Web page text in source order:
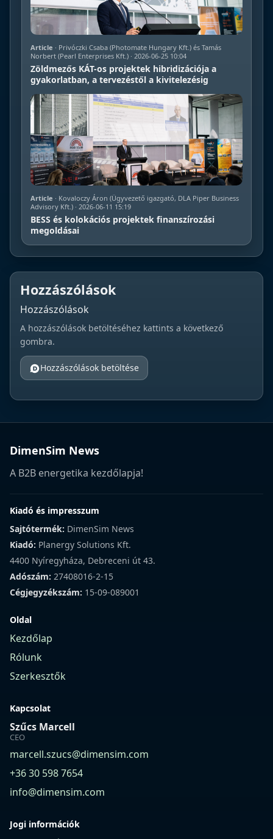
Article · Privóczki Csaba (Photomate Hungary Kft.) és Tamás
Norbert (Pearl Enterprises Kft.) · 2026-06-25 10:04
Zöldmezős KÁT-os projektek hibridizációja a
gyakorlatban, a tervezéstől a kivitelezésig
Article · Kovaloczy Áron (Ügyvezető igazgató, DLA Piper Business
Advisory Kft.) · 2026-06-11 15:19
BESS és kolokációs projektek finanszírozási
megoldásai
Hozzászólások
Hozzászólások
A hozzászólások betöltéséhez kattints a következő
gombra.
Hozzászólások betöltése
DimenSim News
A B2B energetika kezdőlapja!
Kiadó és impresszum
Sajtótermék: DimenSim News
Kiadó: Planergy Solutions Kft.
4400 Nyíregyháza, Debreceni út 43.
Adószám: 27408016-2-15
Cégjegyzékszám: 15-09-089001
Oldal
Kezdőlap
Rólunk
Szerkesztők
Kapcsolat
Szűcs Marcell
CEO
marcell.szucs@dimensim.com
+36 30 598 7654
info@dimensim.com
Jogi információk